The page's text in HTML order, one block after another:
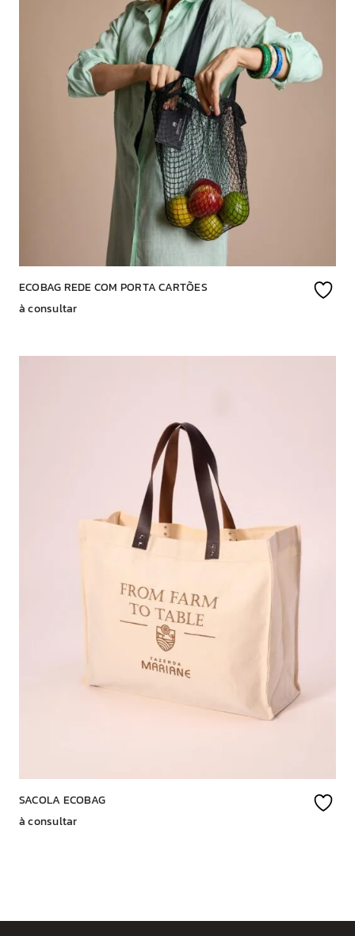
ECOBAG REDE COM PORTA CARTÕES
à consultar
SACOLA ECOBAG
à consultar